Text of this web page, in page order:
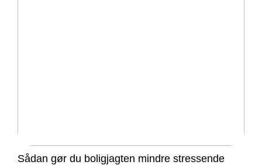
Sådan gør du boligjagten mindre stressende